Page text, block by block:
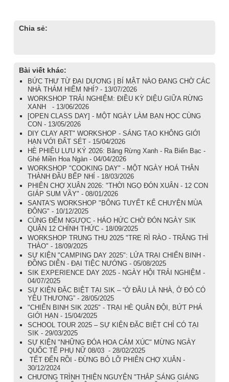
Chia sẻ:
Bài viết khác:
BỨC THƯ TỪ ĐẠI DƯƠNG | BÍ MẬT NÀO ĐANG CHỜ CÁC
NHÀ THÁM HIỂM NHÍ? - 13/07/2026
WORKSHOP TRẢI NGHIỆM: ĐIỀU KỲ DIỆU GIỮA RỪNG
XANH - 13/06/2026
[OPEN CLASS DAY] - MỘT NGÀY LÀM BẠN HỌC CÙNG
CON - 13/05/2026
DIY CLAY ART" WORKSHOP - SÁNG TẠO KHÔNG GIỚI
HẠN VỚI ĐẤT SÉT - 15/04/2026
HÈ PHIÊU LƯU KÝ 2026: Băng Rừng Xanh - Ra Biển Bạc -
Ghé Miền Hoa Ngàn - 04/04/2026
WORKSHOP "COOKING DAY" - MỘT NGÀY HOÁ THÂN
THÀNH ĐẦU BẾP NHÍ - 18/03/2026
PHIÊN CHỢ XUÂN 2026: "THỜI NGỌ ĐÓN XUÂN - 12 CON
GIÁP SUM VẦY" - 08/01/2026
SANTA'S WORKSHOP "BÔNG TUYẾT KỂ CHUYỆN MÙA
ĐÔNG" - 10/12/2025
CÙNG ĐẾM NGƯỢC - HÁO HỨC CHỜ ĐÓN NGÀY SIK
QUẬN 12 CHÍNH THỨC - 18/09/2025
WORKSHOP TRUNG THU 2025 "TRE RÌ RÀO - TRĂNG THÌ
THÀO" - 18/09/2025
SỰ KIỆN "CAMPING DAY 2025": LỬA TRẠI CHIẾN BINH -
ĐỒNG DIỄN - ĐẠI TIỆC NƯỚNG - 05/08/2025
SIK EXPERIENCE DAY 2025 - NGÀY HỘI TRẢI NGHIỆM -
04/07/2025
SỰ KIỆN ĐẶC BIỆT TẠI SIK – “Ở ĐÂU LÀ NHÀ, Ở ĐÓ CÓ
YÊU THƯƠNG” - 28/05/2025
"CHIẾN BINH SIK 2025" - TRẠI HÈ QUÂN ĐỘI, BỨT PHÁ
GIỚI HẠN - 15/04/2025
SCHOOL TOUR 2025 – SỰ KIỆN ĐẶC BIỆT CHỈ CÓ TẠI
SIK - 29/03/2025
SỰ KIỆN "NHỮNG ĐÓA HOA CẢM XÚC" MỪNG NGÀY
QUỐC TẾ PHỤ NỮ 08/03 - 28/02/2025
TẾT ĐẾN RỒI - ĐỪNG BỎ LỠ PHIÊN CHỢ XUÂN -
30/12/2024
CHƯƠNG TRÌNH THIỆN NGUYỆN "THẮP SÁNG GIÁNG